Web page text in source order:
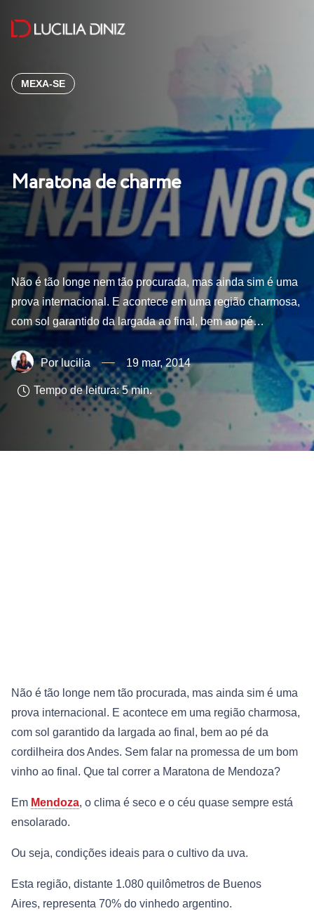
MEXA-SE
Maratona de charme
Não é tão longe nem tão procurada, mas ainda sim é uma
prova internacional. E acontece em uma região charmosa,
com sol garantido da largada ao final, bem ao pé…
lucilia 19 mar, 2014
Tempo de leitura: 5 min.
Não é tão longe nem tão procurada, mas ainda sim é uma
prova internacional. E acontece em uma região charmosa,
com sol garantido da largada ao final, bem ao pé da
cordilheira dos Andes. Sem falar na promessa de um bom
vinho ao final. Que tal correr a Maratona de Mendoza?
Em Mendoza, o clima é seco e o céu quase sempre está
ensolarado.
Ou seja, condições ideais para o cultivo da uva.
Esta região, distante 1.080 quilômetros de Buenos
Aires, representa 70% do vinhedo argentino.